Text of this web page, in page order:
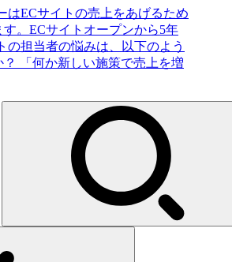
はECサイトの売上をあげるため
。ECサイトオープンから5年
の担当者の悩みは、以下のよう
「何か新しい施策で売上を増